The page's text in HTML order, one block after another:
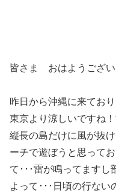
皆さま おはようござい
昨日から沖縄に来ており
東京より涼しいですね
縦長の島だけに風が抜
ーチで遊ぼうと思って
て･･･雷が鳴ってますし
よって･･･日頃の行ない